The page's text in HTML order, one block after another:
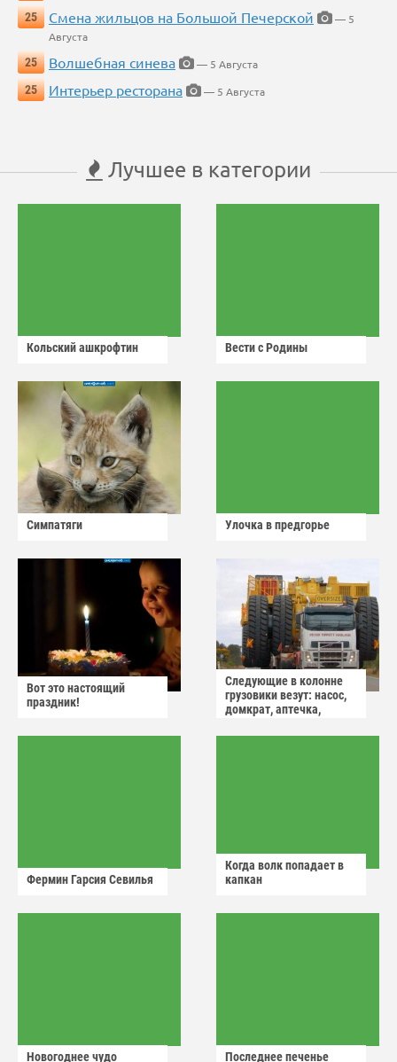
25
Смена жильцов на Большой Печерской
— 5
Августа
25
Волшебная синева
— 5 Августа
25
Интерьер ресторана — 5 Августа
Лучшее в категории
Кольский ашкрофтин Вести с Родины
Симпатяги Улочка в предгорье
Вот это настоящий
праздник!
Следующие в колонне
грузовики везут: насос,
домкрат, аптечка,
Фермин Гарсия Севилья
Когда волк попадает в
капкан
Новогоднее чудо Последнее печенье